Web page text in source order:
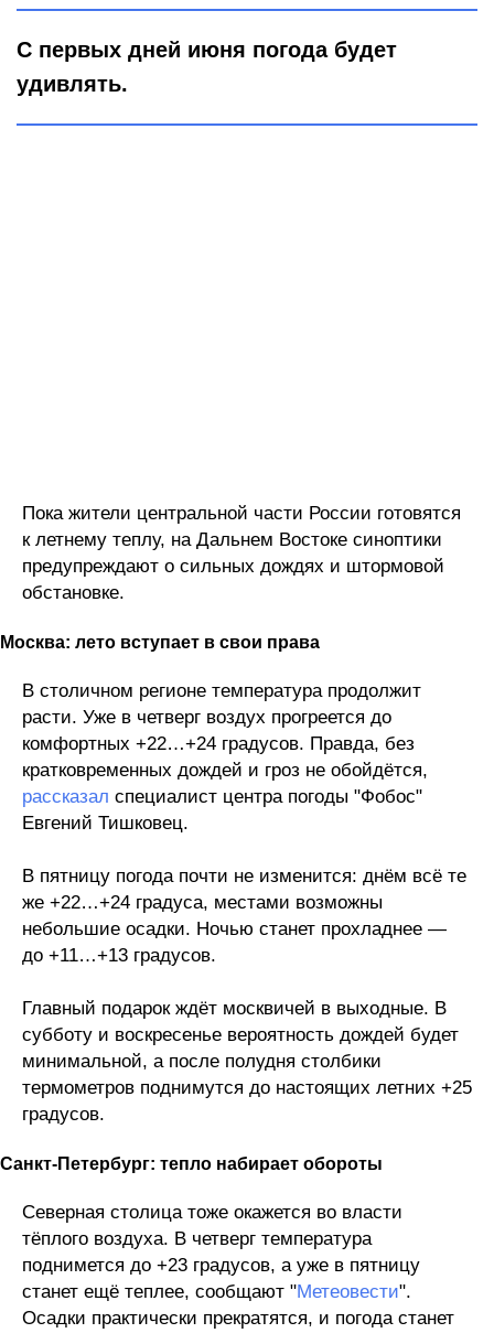
С первых дней июня погода будет
удивлять.
Пока жители центральной части России готовятся
к летнему теплу, на Дальнем Востоке синоптики
предупреждают о сильных дождях и штормовой
обстановке.
Москва: лето вступает в свои права
В столичном регионе температура продолжит
расти. Уже в четверг воздух прогреется до
комфортных +22…+24 градусов. Правда, без
кратковременных дождей и гроз не обойдётся,
рассказал специалист центра погоды "Фобос"
Евгений Тишковец.
В пятницу погода почти не изменится: днём всё те
же +22…+24 градуса, местами возможны
небольшие осадки. Ночью станет прохладнее —
до +11…+13 градусов.
Главный подарок ждёт москвичей в выходные. В
субботу и воскресенье вероятность дождей будет
минимальной, а после полудня столбики
термометров поднимутся до настоящих летних +25
градусов.
Санкт-Петербург: тепло набирает обороты
Северная столица тоже окажется во власти
тёплого воздуха. В четверг температура
поднимется до +23 градусов, а уже в пятницу
станет ещё теплее, сообщают "Метеовести".
Осадки практически прекратятся, и погода станет